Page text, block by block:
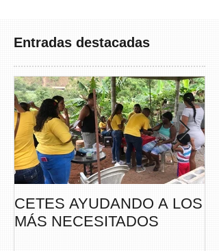
Entradas destacadas
CETES AYUDANDO A LOS
MÁS NECESITADOS